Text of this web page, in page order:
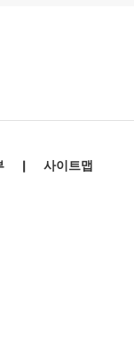
| 사이트맵